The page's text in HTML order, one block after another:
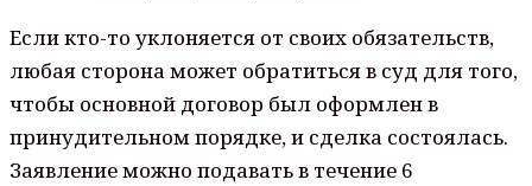
Если кто-то уклоняется от своих обязательств,
любая сторона может обратиться в суд для того,
чтобы основной договор был оформлен в
принудительном порядке, и сделка состоялась.
Заявление можно подавать в течение 6